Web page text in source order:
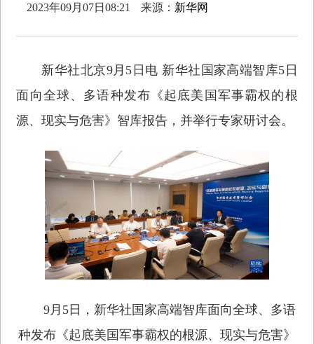
2023年09月07日08:21 来源： 新华网
新华社北京9月5日电 新华社国家高端智库5日
面向全球、多语种发布《起底美国军事霸权的根
源、现实与危害》智库报告，并举行专家研讨会。
9月5日，新华社国家高端智库面向全球、多语
种发布《起底美国军事霸权的根源、现实与危害》